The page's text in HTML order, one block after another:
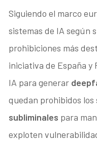
Siguiendo el marco
sistemas de IA según
prohibiciones más
iniciativa de España y
IA para generar
quedan prohibidos
subliminales para
exploten